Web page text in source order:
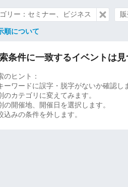
リー：セミナー、ビジネス
順について
条件に一致するイベントは
のヒント：
ーワードに誤字・脱字がないか確認し
のカテゴリに変えてみます。
の開催地、開催日を選択します。
込みの条件を外します。